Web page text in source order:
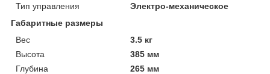
Тип управления
Электро-механическое
Габаритные размеры
Вес
3.5 кг
Высота
385 мм
Глубина
265 мм